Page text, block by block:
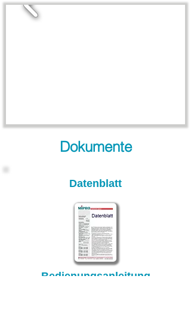
Dokumente
Datenblatt
Bedienungsanleitung